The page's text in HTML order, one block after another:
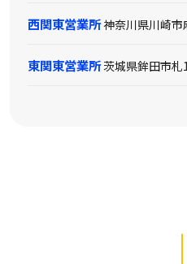
西関東営業所神奈川県川崎
東関東営業所茨城県鉾田市札